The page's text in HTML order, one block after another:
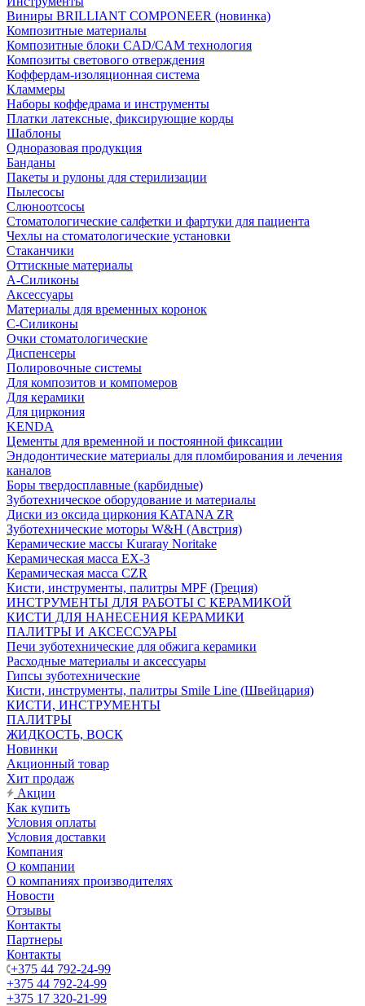
Виниры BRILLIANT COMPONEER (новинка)
Композитные материалы
Композитные блоки CAD/СAM технология
Композиты светового отверждения
Коффердам-изоляционная система
Кламмеры
Наборы коффедрама и инструменты
Платки латексные, фиксирующие корды
Шаблоны
Одноразовая продукция
Банданы
Пакеты и рулоны для стерилизации
Пылесосы
Слюноотсосы
Стоматологические салфетки и фартуки для пациента
Чехлы на стоматологические установки
Стаканчики
Оттискные материалы
А-Силиконы
Аксессуары
Материалы для временных коронок
С-Силиконы
Очки стоматологические
Диспенсеры
Полировочные системы
Для композитов и компомеров
Для керамики
Для циркония
KENDA
Цементы для временной и постоянной фиксации
Эндодонтические материалы для пломбирования и лечения
каналов
Боры твердосплавные (карбидные)
Зуботехническое оборудование и материалы
Диски из оксида циркония KATANA ZR
Зуботехнические моторы W&H (Австрия)
Керамические массы Kuraray Noritake
Керамическая масса EX-3
Керамическая масса CZR
Кисти, инструменты, палитры MPF (Греция)
ИНСТРУМЕНТЫ ДЛЯ РАБОТЫ С КЕРАМИКОЙ
КИСТИ ДЛЯ НАНЕСЕНИЯ КЕРАМИКИ
ПАЛИТРЫ И АКСЕССУАРЫ
Печи зуботехнические для обжига керамики
Расходные материалы и аксессуары
Гипсы зуботехнические
Кисти, инструменты, палитры Smile Line (Швейцария)
КИСТИ, ИНСТРУМЕНТЫ
ПАЛИТРЫ
ЖИДКОСТЬ, ВОСК
Новинки
Акционный товар
Хит продаж
Акции
Как купить
Условия оплаты
Условия доставки
Компания
О компании
О компаниях производителях
Новости
Отзывы
Контакты
Партнеры
Контакты
+375 44 792-24-99
+375 44 792-24-99
+375 17 320-21-99